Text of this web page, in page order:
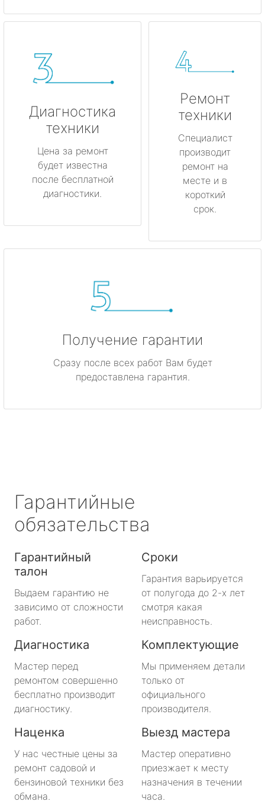
Диагностика
техники
Цена за ремонт
будет известна
после бесплатной
диагностики.
Ремонт
техники
Специалист
производит
ремонт на
месте и в
короткий
срок.
Получение гарантии
Сразу после всех работ Вам будет
предоставлена гарантия.
Гарантийные
обязательства
Гарантийный
талон
Выдаем гарантию не
зависимо от сложности
работ.
Сроки
Гарантия варьируется
от полугода до 2-х лет
смотря какая
неисправность.
Диагностика
Мастер перед
ремонтом совершенно
бесплатно производит
диагностику.
Комплектующие
Мы применяем детали
только от
официального
производителя.
Наценка
У нас честные цены за
ремонт садовой и
бензиновой техники без
обмана.
Выезд мастера
Мастер оперативно
приезжает к месту
назначения в течении
часа.